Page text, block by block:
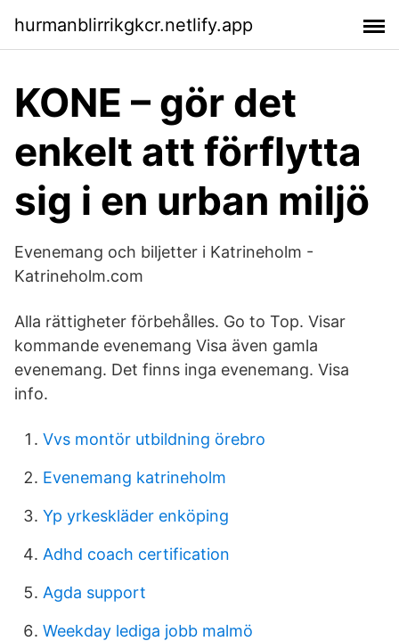
hurmanblirrikgkcr.netlify.app
KONE – gör det
enkelt att förflytta
sig i en urban miljö
Evenemang och biljetter i Katrineholm -
Katrineholm.com
Alla rättigheter förbehålles. Go to Top. Visar
kommande evenemang Visa även gamla
evenemang. Det finns inga evenemang. Visa
info.
Vvs montör utbildning örebro
Evenemang katrineholm
Yp yrkeskläder enköping
Adhd coach certification
Agda support
Weekday lediga jobb malmö